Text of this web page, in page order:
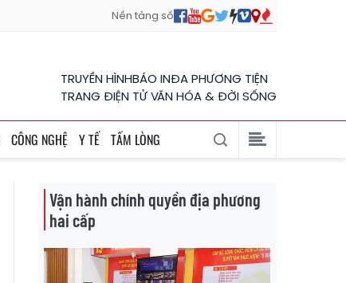
Nền tảng số
TRUYỀN HÌNHBÁO INĐA PHƯƠNG TIỆN
TRANG ĐIỆN TỬ VĂN HÓA & ĐỜI SỐNG
CÔNG NGHỆ Y TẾ TẤM LÒNG
Vận hành chính quyền địa phương
hai cấp